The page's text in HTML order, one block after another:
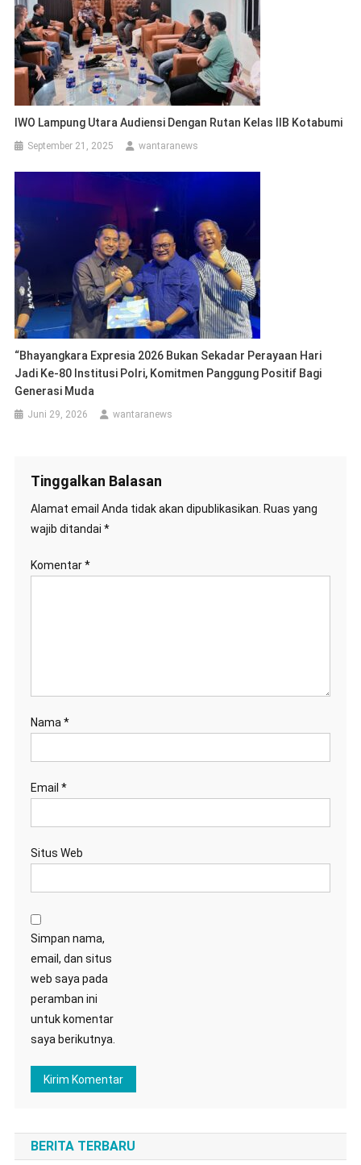
IWO Lampung Utara Audiensi Dengan Rutan Kelas IIB Kotabumi
September 21, 2025 wantaranews
“Bhayangkara Expresia 2026 Bukan Sekadar Perayaan Hari
Jadi Ke-80 Institusi Polri, Komitmen Panggung Positif Bagi
Generasi Muda
Juni 29, 2026 wantaranews
Tinggalkan Balasan
Alamat email Anda tidak akan dipublikasikan. Ruas yang
wajib ditandai *
Komentar*
Nama *
Email *
Situs Web
Simpan nama,
email, dan situs
web saya pada
peramban ini
untuk komentar
saya berikutnya.
BERITA TERBARU